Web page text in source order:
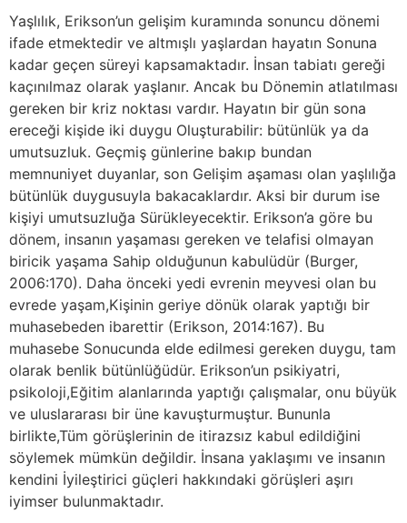
Yaşlılık, Erikson’un gelişim kuramında sonuncu dönemi
ifade etmektedir ve altmışlı yaşlardan hayatın Sonuna
kadar geçen süreyi kapsamaktadır. İnsan tabiatı gereği
kaçınılmaz olarak yaşlanır. Ancak bu Dönemin atlatılması
gereken bir kriz noktası vardır. Hayatın bir gün sona
ereceği kişide iki duygu Oluşturabilir: bütünlük ya da
umutsuzluk. Geçmiş günlerine bakıp bundan
memnuniyet duyanlar, son Gelişim aşaması olan yaşlılığa
bütünlük duygusuyla bakacaklardır. Aksi bir durum ise
kişiyi umutsuzluğa Sürükleyecektir. Erikson’a göre bu
dönem, insanın yaşaması gereken ve telafisi olmayan
biricik yaşama Sahip olduğunun kabulüdür (Burger,
2006:170). Daha önceki yedi evrenin meyvesi olan bu
evrede yaşam,Kişinin geriye dönük olarak yaptığı bir
muhasebeden ibarettir (Erikson, 2014:167). Bu
muhasebe Sonucunda elde edilmesi gereken duygu, tam
olarak benlik bütünlüğüdür. Erikson’un psikiyatri,
psikoloji,Eğitim alanlarında yaptığı çalışmalar, onu büyük
ve uluslararası bir üne kavuşturmuştur. Bununla
birlikte,Tüm görüşlerinin de itirazsız kabul edildiğini
söylemek mümkün değildir. İnsana yaklaşımı ve insanın
kendini İyileştirici güçleri hakkındaki görüşleri aşırı
iyimser bulunmaktadır.